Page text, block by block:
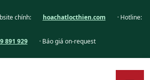
chính: hoachatlocthien.com · Hotline:
891 929 · Báo giá on-request